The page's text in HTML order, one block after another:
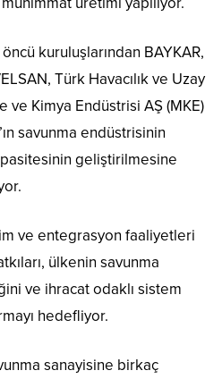
kuruluşlarından BAYKAR,
Türk Havacılık ve Uzay
ve Kimya Endüstrisi AŞ (MKE)
savunma endüstrisinin
geliştirilmesine
ve entegrasyon faaliyetleri
ülkenin savunma
ve ihracat odaklı sistem
hedefliyor.
sanayisine birkaç